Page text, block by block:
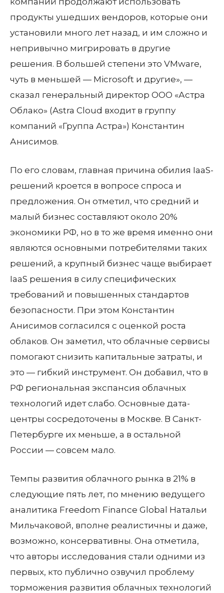
продукты ушедших вендоров, которые они
установили много лет назад, и им сложно и
непривычно мигрировать в другие
решения. В большей степени это VMware,
чуть в меньшей — Microsoft и другие», —
сказал генеральный директор ООО «Астра
Облако» (Astra Cloud входит в группу
компаний «Группа Астра») Константин
Анисимов.
По его словам, главная причина обилия IaaS-
решений кроется в вопросе спроса и
предложения. Он отметил, что средний и
малый бизнес составляют около 20%
экономики РФ, но в то же время именно они
являются основными потребителями таких
решений, а крупный бизнес чаще выбирает
IaaS решения в силу специфических
требований и повышенных стандартов
безопасности. При этом Константин
Анисимов согласился с оценкой роста
облаков. Он заметил, что облачные сервисы
помогают снизить капитальные затраты, и
это — гибкий инструмент. Он добавил, что в
РФ региональная экспансия облачных
технологий идет слабо. Основные дата-
центры сосредоточены в Москве. В Санкт-
Петербурге их меньше, а в остальной
России — совсем мало.
Темпы развития облачного рынка в 21% в
следующие пять лет, по мнению ведущего
аналитика Freedom Finance Global Натальи
Мильчаковой, вполне реалистичны и даже,
возможно, консервативны. Она отметила,
что авторы исследования стали одними из
первых, кто публично озвучил проблему
торможения развития облачных технологий